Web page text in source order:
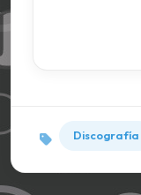
Discografía